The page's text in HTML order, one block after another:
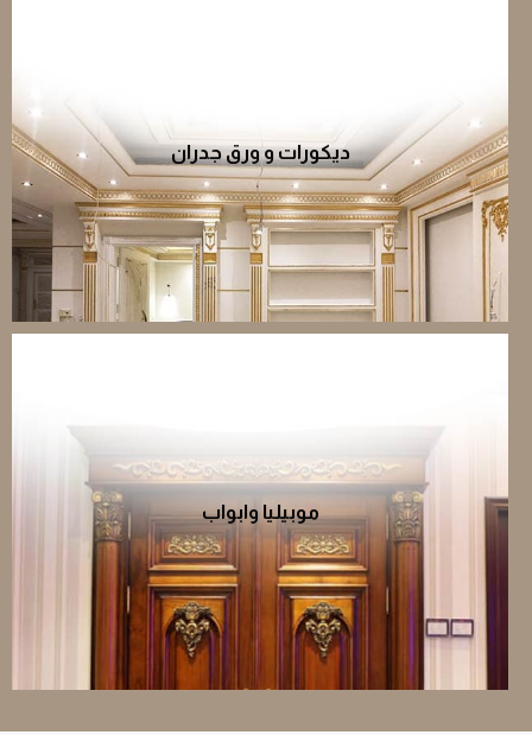
ديكورات و ورق جدران
أفضل خدمات تصميم وتركيب ديكورات الجدران أو الأسقف و
تركيب ورق جدران واسقف جبسية
موبيليا وابواب
تقديم كافة خدمات دهانات وتركيب الموبيليا والابواب، تركيب،
صيانة ، تجهيز ، ترميم أيضا ،